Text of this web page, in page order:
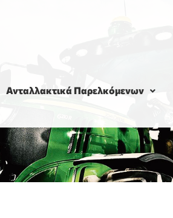
Ανταλλακτικά Παρελκόμενων